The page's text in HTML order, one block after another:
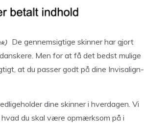
De gennemsigtige skinner har gjort
Men for at få det bedst mulige
at du passer godt på dine Invisalign-
dine skinner i hverdagen. Vi
hvad du skal være opmærksom på i